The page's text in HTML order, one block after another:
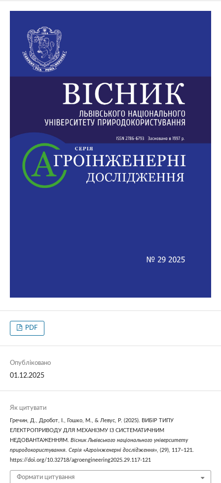
PDF
Опубліковано
01.12.2025
Як цитувати
Гречин, Д., Дробот, І., Гошко, М., & Левус, Р. (2025). ВИБІР ТИПУ
ЕЛЕКТРОПРИВОДУ ДЛЯ МЕХАНІЗМУ ІЗ СИСТЕМАТИЧНИМ
НЕДОВАНТАЖЕННЯМ. Вісник Львівського національного університету
природокористування. Серія «Агроінженерні дослідження», (29), 117–121.
https://doi.org/10.32718/agroengineering2025.29.117-121
Формати цитування